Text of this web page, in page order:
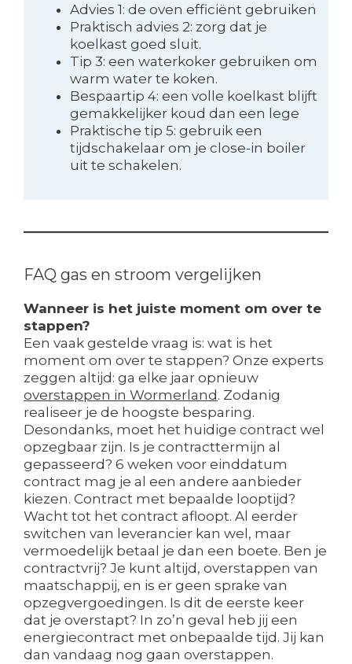
Advies 1: de oven efficiënt gebruiken
Praktisch advies 2: zorg dat je
koelkast goed sluit.
Tip 3: een waterkoker gebruiken om
warm water te koken.
Bespaartip 4: een volle koelkast blijft
gemakkelijker koud dan een lege
Praktische tip 5: gebruik een
tijdschakelaar om je close-in boiler
uit te schakelen.
FAQ gas en stroom vergelijken
Wanneer is het juiste moment om over te
stappen?
Een vaak gestelde vraag is: wat is het
moment om over te stappen? Onze experts
zeggen altijd: ga elke jaar opnieuw
overstappen in Wormerland . Zodanig
realiseer je de hoogste besparing.
Desondanks, moet het huidige contract wel
opzegbaar zijn. Is je contracttermijn al
gepasseerd? 6 weken voor einddatum
contract mag je al een andere aanbieder
kiezen. Contract met bepaalde looptijd?
Wacht tot het contract afloopt. Al eerder
switchen van leverancier kan wel, maar
vermoedelijk betaal je dan een boete. Ben je
contractvrij? Je kunt altijd, overstappen van
maatschappij, en is er geen sprake van
opzegvergoedingen. Is dit de eerste keer
dat je overstapt? In zo’n geval heb jij een
energiecontract met onbepaalde tijd. Jij kan
dan vandaag nog gaan overstappen.